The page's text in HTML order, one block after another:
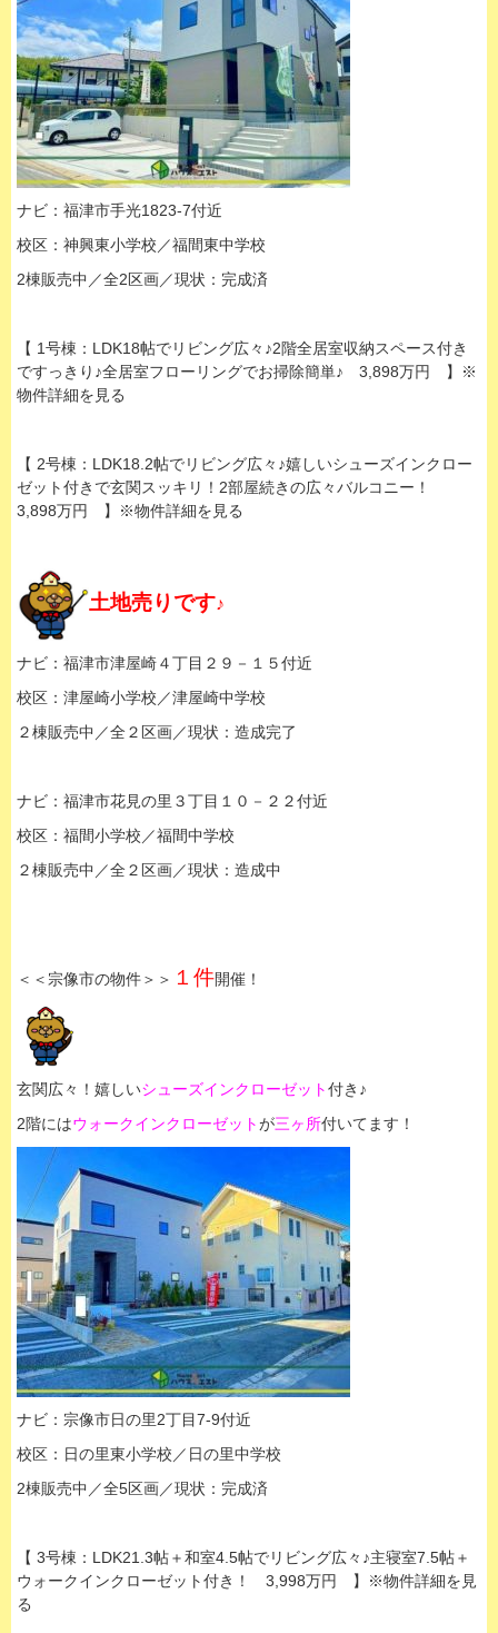
ナビ：福津市手光1823-7付近
校区：神興東小学校／福間東中学校
2棟販売中／全2区画／現状： 完成済
【 1号棟：LDK18帖でリビング広々♪2階全居室収納スペース付き
ですっきり♪全居室フローリングでお掃除簡単♪ 3,898万円 】※
物件詳細を見る
【 2号棟：LDK18.2帖でリビング広々♪嬉しいシューズインクロー
ゼット付きで玄関スッキリ！2部屋続きの広々バルコニー！
3,898万円 】※物件詳細を見る
土地売りです♪
ナビ：福津市津屋崎４丁目２９－１５付近
校区：津屋崎小学校／津屋崎中学校
２棟販売中／全２区画／現状：造成完了
ナビ：福津市花見の里３丁目１０－２２付近
校区：福間小学校／福間中学校
２棟販売中／全２区画／現状：造成中
＜＜宗像市の物件＞＞ １件開催！
玄関広々！嬉しいシューズインクローゼット付き♪
2階にはウォークインクローゼットが三ヶ所付いてます！
ナビ：宗像市日の里2丁目7-9付近
校区：日の里東小学校／日の里中学校
2棟販売中／全5区画／現状：完成済
【 3号棟：LDK21.3帖＋和室4.5帖でリビング広々♪主寝室7.5帖＋
ウォークインクローゼット付き！ 3,998万円 】※物件詳細を見
る